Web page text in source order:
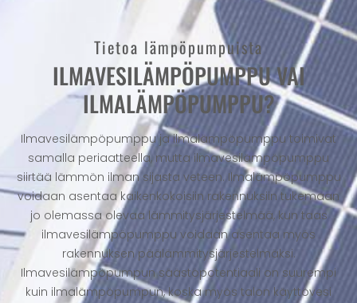
Tietoa lämpöpumpuista
ILMAVESILÄMPÖPUMPPU VAI
ILMALÄMPÖPUMPPU?
Ilmavesilämpöpumppu ja ilmalämpöpumppu toimivat
samalla periaatteella, mutta ilmavesilämpöpumppu
siirtää lämmön ilman sijasta veteen. Ilmalämpöpumppu
voidaan asentaa kaikenkokoisiin rakennuksiin tukemaan
jo olemassa olevaa lämmitysjärjestelmää, kun taas
ilmavesilämpöpumppu voidaan asentaa myös
rakennuksen päälämmitysjärjestelmäksi.
Ilmavesilämpöpumpun säästöpotentiaali on suurempi
kuin ilmalämpöpumpun, koska myös talon käyttövesi